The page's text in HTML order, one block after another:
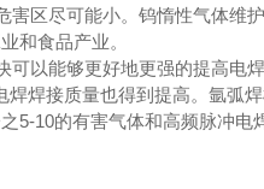
区尽可能小。钨惰性气体维
和食品产业。
以能够更好地更强的提高电焊
焊接质量也得到提高。氩弧
5-10的有害气体和高频脉冲